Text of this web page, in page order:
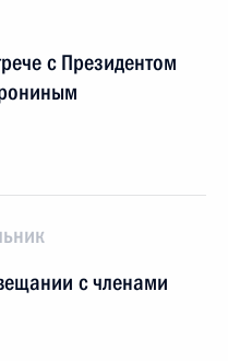
с Президентом
с членами